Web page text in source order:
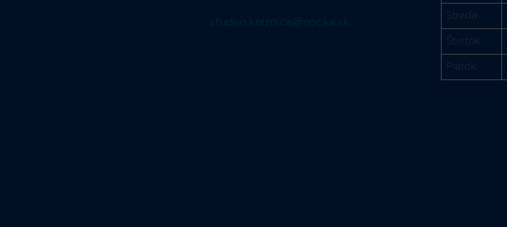
studeo.kniznica@nocka.sk
Streda
Štvrtok
Piatok